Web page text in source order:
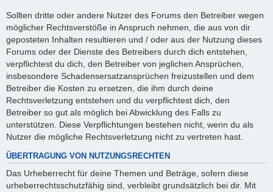
Sollten dritte oder andere Nutzer des Forums den Betreiber wegen
möglicher Rechtsverstöße in Anspruch nehmen, die aus von dir
geposteten Inhalten resultieren und / oder aus der Nutzung dieses
Forums oder der Dienste des Betreibers durch dich entstehen,
verpflichtest du dich, den Betreiber von jeglichen Ansprüchen,
insbesondere Schadensersatzansprüchen freizustellen und dem
Betreiber die Kosten zu ersetzen, die ihm durch deine
Rechtsverletzung entstehen und du verpflichtest dich, den
Betreiber so gut als möglich bei Abwicklung des Falls zu
unterstützen. Diese Verpflichtungen bestehen nicht, wenn du als
Nutzer die mögliche Rechtsverletzung nicht zu vertreten hast.
ÜBERTRAGUNG VON NUTZUNGSRECHTEN
Das Urheberrecht für deine Themen und Beträge, sofern diese
urheberrechtsschutzfähig sind, verbleibt grundsätzlich bei dir. Mit